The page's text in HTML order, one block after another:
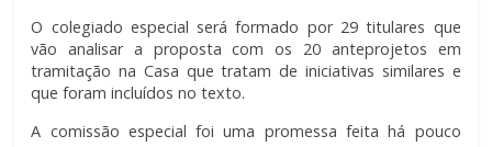
O colegiado especial será formado por 29 titulares que
vão analisar a proposta com os 20 anteprojetos em
tramitação na Casa que tratam de iniciativas similares e
que foram incluídos no texto.
A comissão especial foi uma promessa feita há pouco